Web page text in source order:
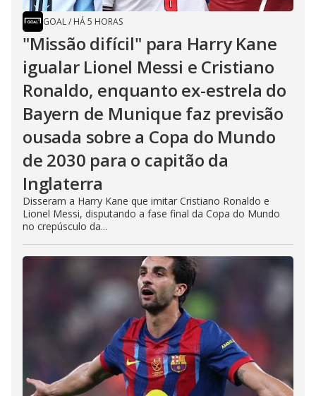
GOAL/ HÁ 5 HORAS
"Missão difícil" para Harry Kane
igualar Lionel Messi e Cristiano
Ronaldo, enquanto ex-estrela do
Bayern de Munique faz previsão
ousada sobre a Copa do Mundo
de 2030 para o capitão da
Inglaterra
Disseram a Harry Kane que imitar Cristiano Ronaldo e
Lionel Messi, disputando a fase final da Copa do Mundo
no crepúsculo da...